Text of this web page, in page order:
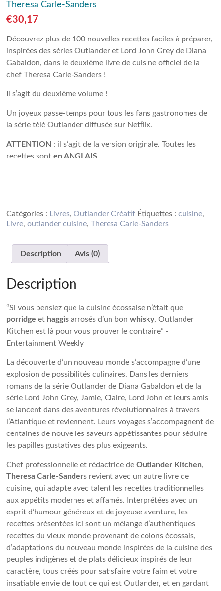
Theresa Carle-Sanders
€30,17
Découvrez plus de 100 nouvelles recettes faciles à préparer,
inspirées des séries Outlander et Lord John Grey de Diana
Gabaldon, dans le deuxième livre de cuisine officiel de la
chef Theresa Carle-Sanders !
Il s’agit du deuxième volume !
Un joyeux passe-temps pour tous les fans gastronomes de
la série télé Outlander diffusée sur Netflix.
ATTENTION : il s’agit de la version originale. Toutes les
recettes sonten ANGLAIS.
Catégories : Livres,Outlander Créatif Étiquettes :cuisine,
Livre,outlander cuisine,Theresa Carle-Sanders
Description Avis (0)
Description
“Si vous pensiez que la cuisine écossaise n’était que
porridgeet haggisarrosés d’un bonwhisky, Outlander
Kitchen est là pour vous prouver le contraire” -
Entertainment Weekly
La découverte d’un nouveau monde s’accompagne d’une
explosion de possibilités culinaires. Dans les derniers
romans de la série Outlander de Diana Gabaldon et de la
série Lord John Grey, Jamie, Claire, Lord John et leurs amis
se lancent dans des aventures révolutionnaires à travers
l’Atlantique et reviennent. Leurs voyages s’accompagnent de
centaines de nouvelles saveurs appétissantes pour séduire
les papilles gustatives des plus exigeants.
Chef professionnelle et rédactrice deOutlander Kitchen,
Theresa Carle-Sanders revient avec un autre livre de
cuisine, qui adapte avec talent les recettes traditionnelles
aux appétits modernes et affamés. Interprétées avec un
esprit d’humour généreux et de joyeuse aventure, les
recettes présentées ici sont un mélange d’authentiques
recettes du vieux monde provenant de colons écossais,
d’adaptations du nouveau monde inspirées de la cuisine des
peuples indigènes et de plats délicieux inspirés de leur
caractère, tous créés pour satisfaire votre faim et votre
insatiable envie de tout ce qui est Outlander, et en gardant